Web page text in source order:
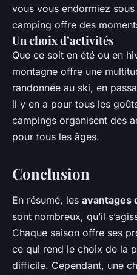
vous vous endormiez
camping offre des
Un choix d’activités
Que ce soit en été ou en
montagne offre une
randonnée au ski, en
il y en a pour tous les
campings organisent des
pour tous les âges.
Conclusion
En résumé, les avantages
sont nombreux, qu’il
Chaque saison offre ses
ce qui rend le choix de la
difficile. Cependant, une